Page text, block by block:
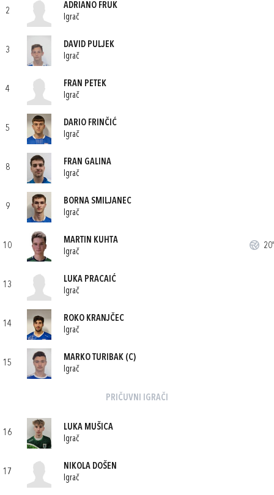
2
ADRIANO FRUK
Igrač
3
DAVID PULJEK
Igrač
4
FRAN PETEK
Igrač
5
DARIO FRINČIĆ
Igrač
8
FRAN GALINA
Igrač
9
BORNA SMILJANEC
Igrač
10
MARTIN KUHTA
Igrač
20'
13
LUKA PRACAIĆ
Igrač
14
ROKO KRANJČEC
Igrač
15
MARKO TURIBAK (C)
Igrač
PRIČUVNI IGRAČI
16
LUKA MUŠICA
Igrač
17
NIKOLA DOŠEN
Igrač